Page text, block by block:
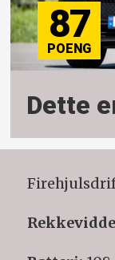
87
Dette